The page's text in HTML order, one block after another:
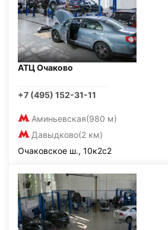
АТЦ Очаково
+7 (495) 152-31-11
Аминьевская(980 м)
Давыдково(2 км)
Очаковское ш., 10к2с2